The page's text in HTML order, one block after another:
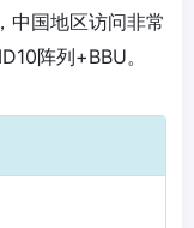
中国地区访问非常
阵列+BBU。